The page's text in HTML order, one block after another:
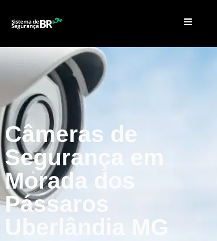
Câmeras de
Segurança em
Morada dos
Pássaros
Uberlândia MG